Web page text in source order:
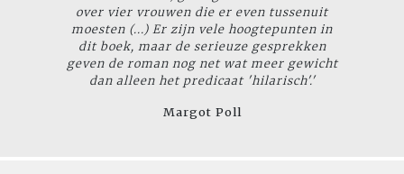
over vier vrouwen die er even tussenuit
moesten (...) Er zijn vele hoogtepunten in
dit boek, maar de serieuze gesprekken
geven de roman nog net wat meer gewicht
dan alleen het predicaat 'hilarisch'.'
Margot Poll